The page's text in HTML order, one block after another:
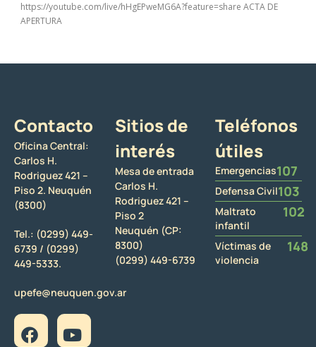
https://youtube.com/live/hHgEPweMG6A?feature=share ACTA DE
APERTURA
Contacto
Oficina Central:
Carlos H.
Rodriguez 421 –
Piso 2. Neuquén
(8300)
Tel.: (0299) 449-
6739 / (0299)
449-5333.
upefe@neuquen.gov.ar
Sitios de
interés
Mesa de entrada
Carlos H.
Rodriguez 421 –
Piso 2
Neuquén (CP:
8300)
(0299) 449-6739
Teléfonos
útiles
Emergencias107
Defensa Civil103
Maltrato
infantil
102
Víctimas de
violencia
148